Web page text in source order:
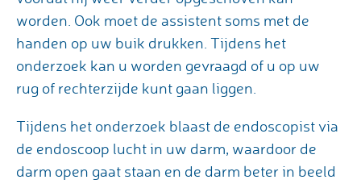
worden. Ook moet de assistent soms met de
handen op uw buik drukken. Tijdens het
onderzoek kan u worden gevraagd of u op uw
rug of rechterzijde kunt gaan liggen.
Tijdens het onderzoek blaast de endoscopist via
de endoscoop lucht in uw darm, waardoor de
darm open gaat staan en de darm beter in beeld